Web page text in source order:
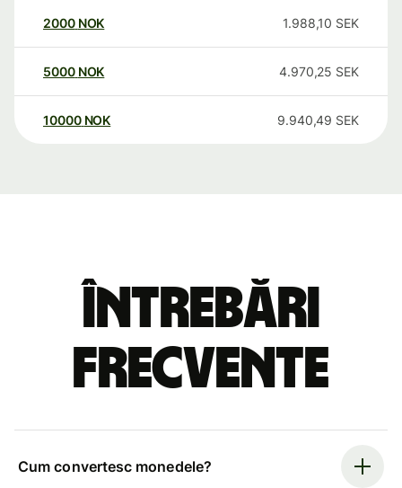
2000 NOK 1.988,10 SEK
5000 NOK 4.970,25 SEK
10000 NOK 9.940,49 SEK
Întrebări
frecvente
Cum convertesc monedele?